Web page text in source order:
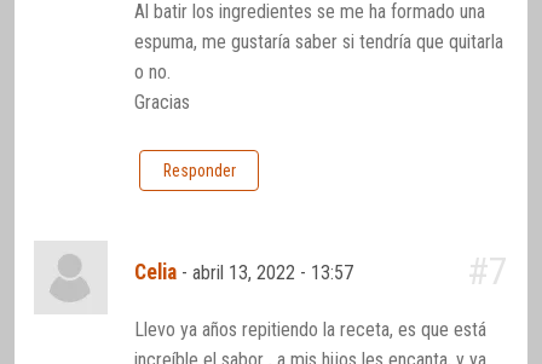
Al batir los ingredientes se me ha formado una
espuma, me gustaría saber si tendría que quitarla
o no.
Gracias
Responder
Celia -abril 13, 2022 - 13:57 #7
Llevo ya años repitiendo la receta, es que está